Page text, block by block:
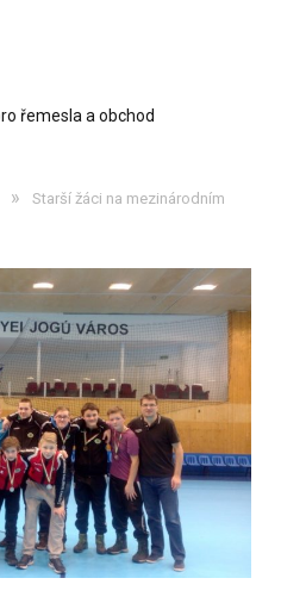
»
Starší žáci na mezinárodním